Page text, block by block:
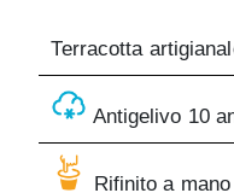
Terracotta
Antigelivo 10
Rifinito a mano